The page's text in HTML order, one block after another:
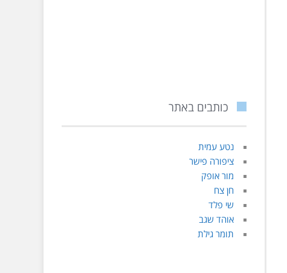
כותבים באתר
נטע עמית
ציפורה פישר
מור אופק
חן צח
שי פלד
אוהד שגב
תומר גילת